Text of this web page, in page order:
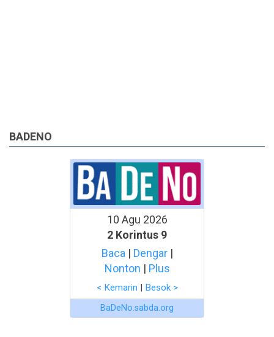
BADENO
10 Agu 2026
2 Korintus 9
Baca | Dengar|
Nonton | Plus
< Kemarin | Besok >
BaDeNo.sabda.org